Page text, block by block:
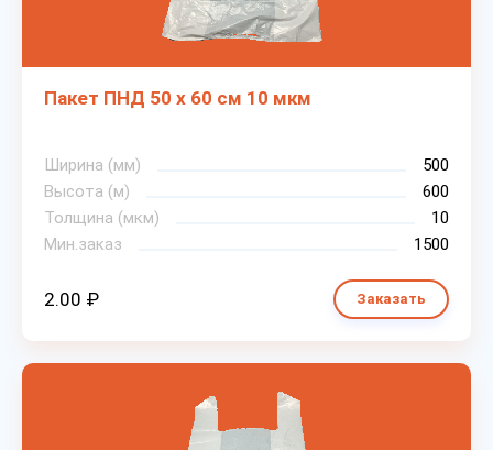
Пакет ПНД 50 х 60 см 10 мкм
Ширина (мм)
500
Высота (м)
600
Толщина (мкм)
10
Мин.заказ
1500
2.00 ₽ Заказать